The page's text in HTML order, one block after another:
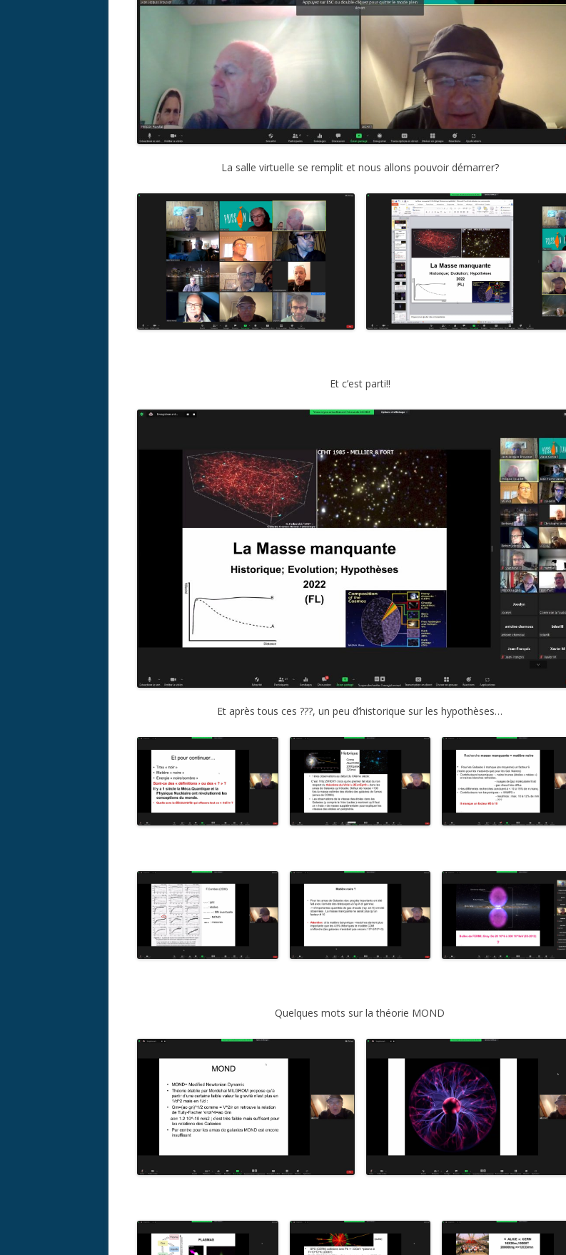
La salle virtuelle se remplit et nous allons pouvoir démarrer?
Et c’est parti!!
Et après tous ces ???, un peu d’historique sur les hypothèses…
Quelques mots sur la théorie MOND